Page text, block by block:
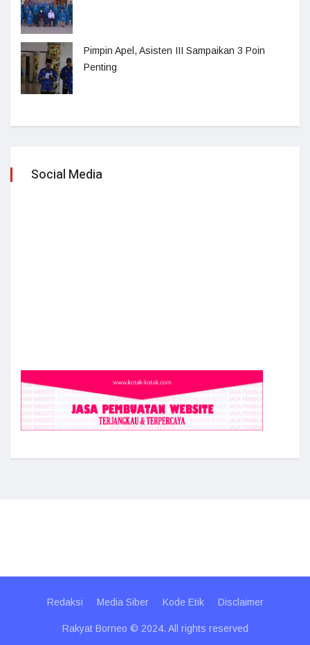
Pimpin Apel, Asisten III Sampaikan 3 Poin
Penting
Social Media
Redaksi Media Siber Kode Etik Disclaimer
Rakyat Borneo © 2024. All rights reserved